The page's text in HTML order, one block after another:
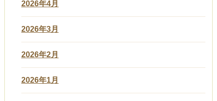
2026年4月
2026年3月
2026年2月
2026年1月